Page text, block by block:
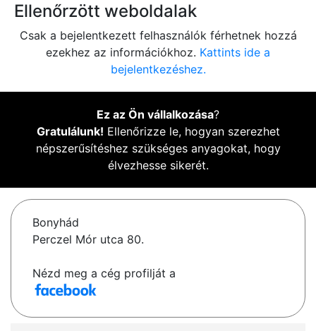
Ellenőrzött weboldalak
Csak a bejelentkezett felhasználók férhetnek hozzá
ezekhez az információkhoz. Kattints ide a
bejelentkezéshez.
Ez az Ön vállalkozása?
Gratulálunk! Ellenőrizze le, hogyan szerezhet
népszerűsítéshez szükséges anyagokat, hogy
élvezhesse sikerét.
Bonyhád
Perczel Mór utca 80.
Nézd meg a cég profilját a